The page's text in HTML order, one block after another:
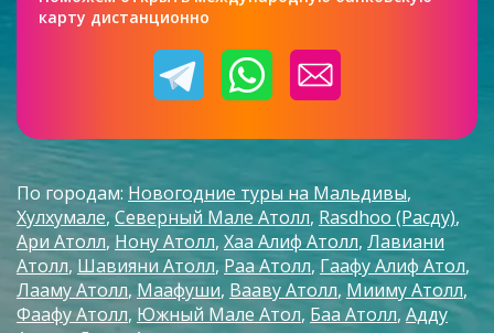
карту дистанционно
По городам: Новогодние туры на Мальдивы
Хулхумале Северный Мале Атолл Rasdhoo (Расду)
Ари Атолл Нону Атолл Хаа Алиф Атолл Лавиани
Атолл Шавияни Атолл Раа Атолл Гаафу Алиф Атол
Лааму Атолл Маафуши Вааву Атолл Мииму Атолл
Фаафу Атолл Южный Мале Атол Баа Атолл Адду